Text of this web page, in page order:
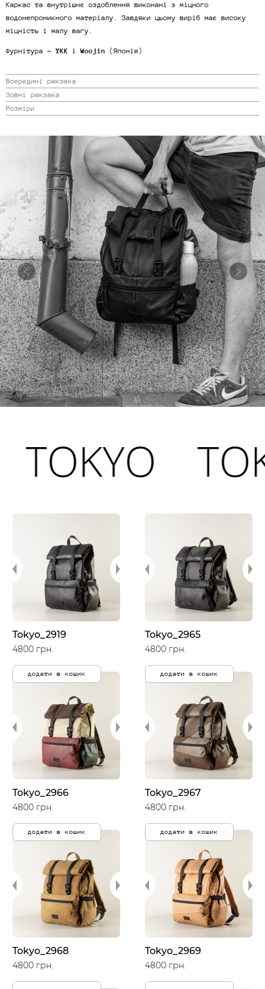
Каркас та внутрішнє оздоблення виконані з міцного
водонепроникного матеріалу. Завдяки цьому виріб має високу
міцність і малу вагу.
Фурнітура -YKK іWoojin (Японія)
Всередині рюкзака
Зовні рюкзака
Розміри
Tokyo_2919
4800 грн.
додати в кошик
Tokyo_2965
4800 грн.
додати в кошик
Tokyo_2966
4800 грн.
додати в кошик
Tokyo_2967
4800 грн.
додати в кошик
Tokyo_2968
4800 грн.
Tokyo_2969
4800 грн.